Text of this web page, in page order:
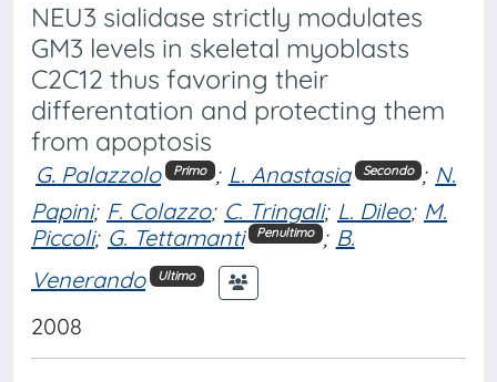
NEU3 sialidase strictly modulates
GM3 levels in skeletal myoblasts
C2C12 thus favoring their
differentation and protecting them
from apoptosis
G. Palazzolo Primo ; L. Anastasia Secondo ; N.
Papini; F. Colazzo; C. Tringali; L. Dileo; M.
Piccoli; G. Tettamanti Penultimo ; B.
Venerando
Ultimo
2008